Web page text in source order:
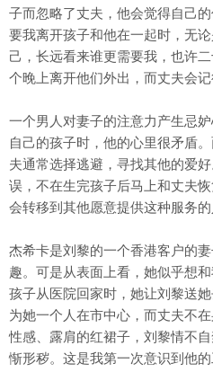
子而忽略了丈夫，他会觉得自己
要我离开孩子和他在一起时，无
己，长远看来谁更需要我，也许
个晚上离开他们外出，而丈夫会记
一个男人对妻子的注意力产生忌
自己的孩子时，他的心里很矛盾
夫通常选择逃避，寻找其他的爱
误，不在生完孩子后马上和丈夫
会转移到其他愿意提供这种服务的
杰希卡是刘黎的一个香港客户的
趣。可是从表面上看，她似乎想
孩子从医院回家时，她让刘黎送
为她一个人在市中心，而丈夫不
性感、露肩的红裙子，刘黎情不
惭形秽。这是我第一次意识到他的